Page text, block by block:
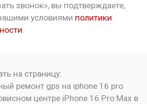
звонок», вы подтверждаете,
условиями политики
.
на страницу:
ремонт gps на iphone 16 pro
центре iPhone 16 Pro Max в